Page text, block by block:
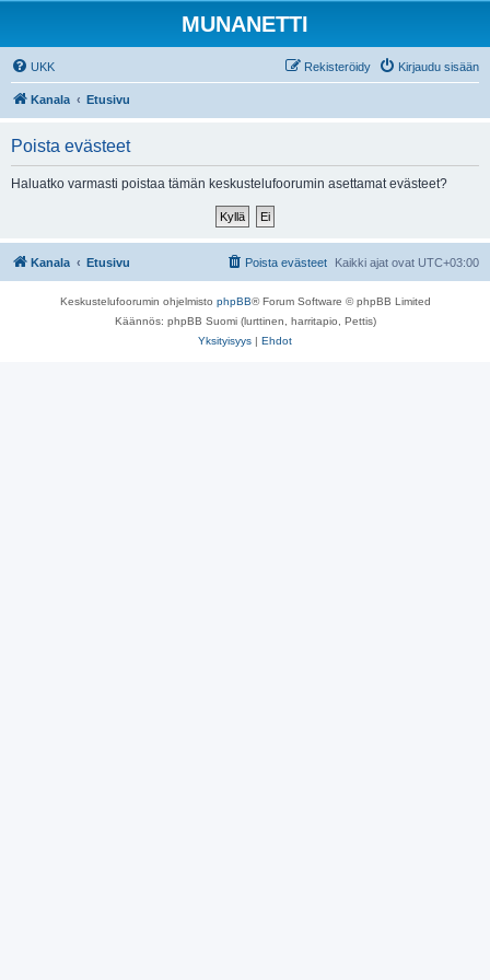
MUNANETTI
UKK Kirjaudu sisään
Rekisteröidy
Kanala Etusivu
Poista evästeet
Haluatko varmasti poistaa tämän keskustelufoorumin asettamat evästeet?
Kanala Etusivu Kaikki ajat ovat UTC+03:00
Poista evästeet
Keskustelufoorumin ohjelmisto phpBB® Forum Software © phpBB Limited
Käännös: phpBB Suomi (lurttinen, harritapio, Pettis)
Yksityisyys | Ehdot